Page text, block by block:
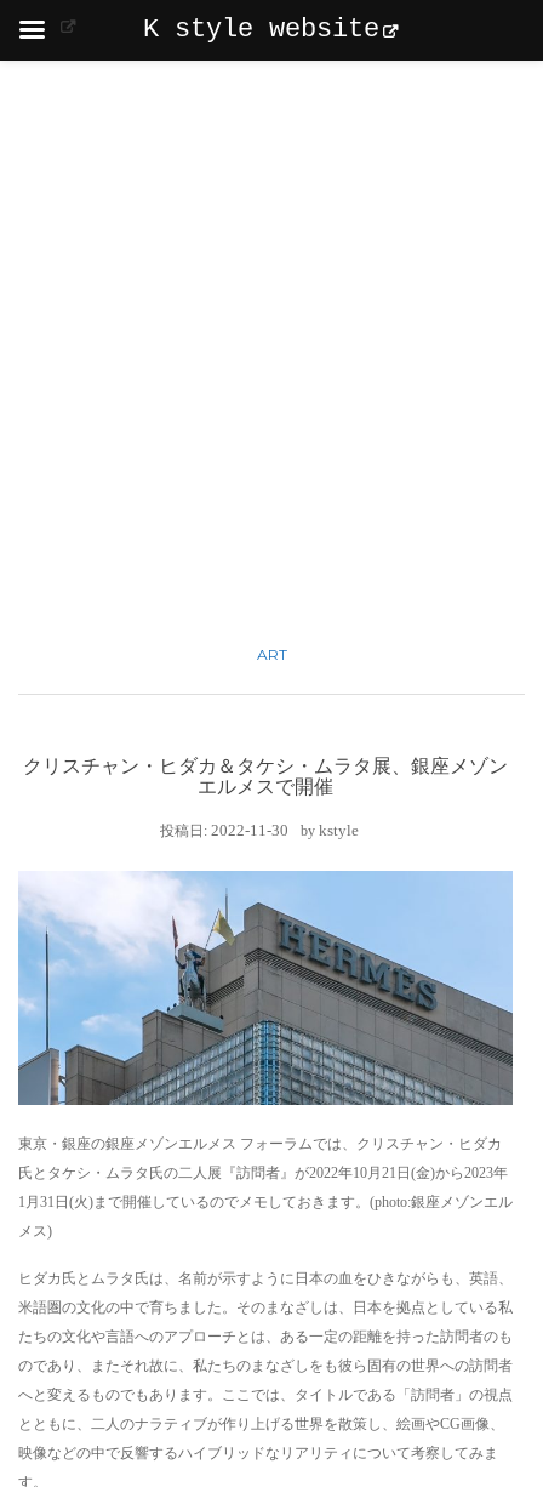
ART
クリスチャン・ヒダカ＆タケシ・ムラタ展、銀座メゾン
エルメスで開催
投稿日: 2022-11-30 by kstyle
東京・銀座の銀座メゾンエルメス フォーラムでは、クリスチャン・ヒダカ
氏とタケシ・ムラタ氏の二人展『訪問者』が2022年10月21日(金)から2023年
1月31日(火)まで開催しているのでメモしておきます。(photo:銀座メゾンエル
メス)
ヒダカ氏とムラタ氏は、名前が示すように日本の血をひきながらも、英語、
米語圏の文化の中で育ちました。そのまなざしは、日本を拠点としている私
たちの文化や言語へのアプローチとは、ある一定の距離を持った訪問者のも
のであり、またそれ故に、私たちのまなざしをも彼ら固有の世界への訪問者
へと変えるものでもあります。ここでは、タイトルである「訪問者」の視点
とともに、二人のナラティブが作り上げる世界を散策し、絵画やCG画像、
映像などの中で反響するハイブリッドなリアリティについて考察してみま
す。
K style website